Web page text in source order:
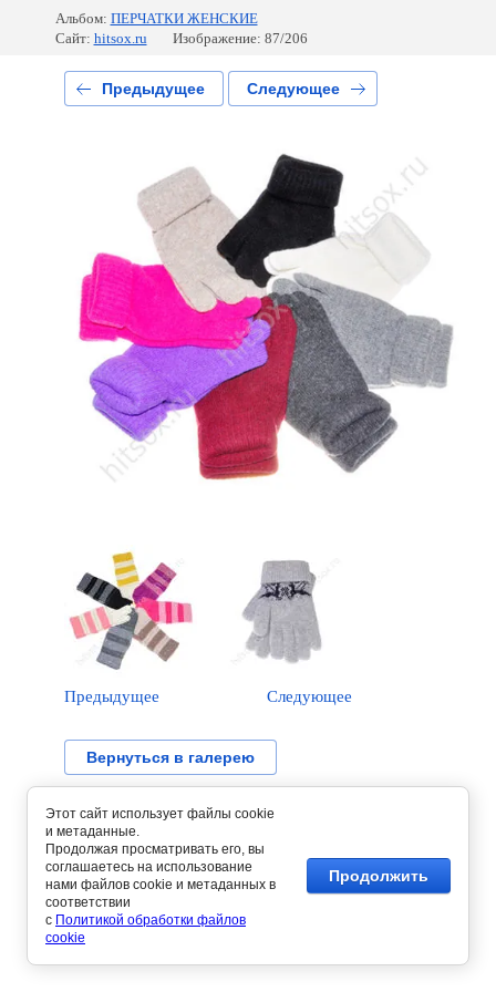
Альбом: ПЕРЧАТКИ ЖЕНСКИЕ
Сайт: hitsox.ru Изображение: 87/206
Предыдущее Следующее
Предыдущее Следующее
Вернуться в галерею
Этот сайт использует файлы cookie
и метаданные.
Продолжая просматривать его, вы
соглашаетесь на использование
нами файлов cookie и метаданных в
соответствии
с Политикой обработки файлов
cookie
Продолжить